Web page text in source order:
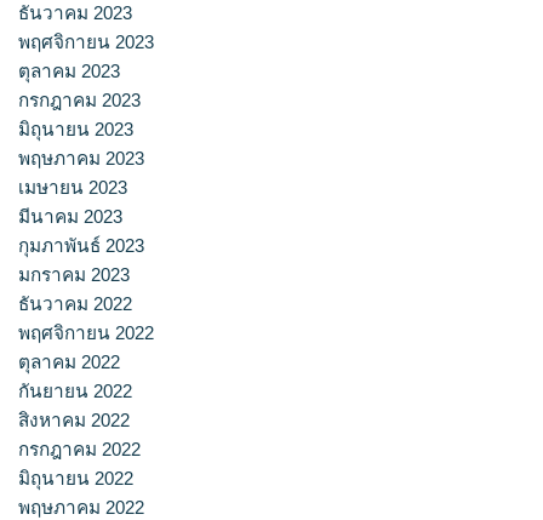
ธันวาคม 2023
พฤศจิกายน 2023
ตุลาคม 2023
กรกฎาคม 2023
มิถุนายน 2023
พฤษภาคม 2023
เมษายน 2023
มีนาคม 2023
กุมภาพันธ์ 2023
มกราคม 2023
ธันวาคม 2022
พฤศจิกายน 2022
ตุลาคม 2022
กันยายน 2022
สิงหาคม 2022
กรกฎาคม 2022
มิถุนายน 2022
พฤษภาคม 2022